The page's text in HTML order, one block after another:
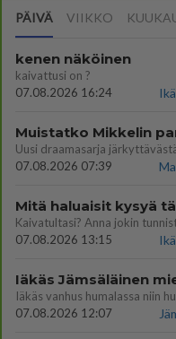
PÄIVÄ VIIKKO
kenen näköinen
kaivattusi on ?
07.08.2026 16:24
Muistatko Mikkelin
07.08.2026 07:39
Mitä haluaisit kysyä
Kaivatultasi? Anna jokin
07.08.2026 13:15
07.08.2026 12:07